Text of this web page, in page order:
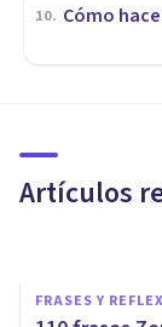
10. Cómo
Artículos
​Cómo
FRASES Y